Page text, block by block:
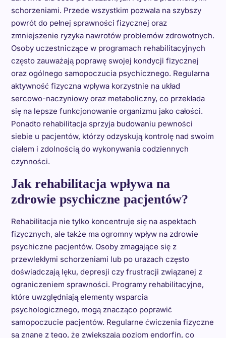
schorzeniami. Przede wszystkim pozwala na szybszy
powrót do pełnej sprawności fizycznej oraz
zmniejszenie ryzyka nawrotów problemów zdrowotnych.
Osoby uczestniczące w programach rehabilitacyjnych
często zauważają poprawę swojej kondycji fizycznej
oraz ogólnego samopoczucia psychicznego. Regularna
aktywność fizyczna wpływa korzystnie na układ
sercowo-naczyniowy oraz metaboliczny, co przekłada
się na lepsze funkcjonowanie organizmu jako całości.
Ponadto rehabilitacja sprzyja budowaniu pewności
siebie u pacjentów, którzy odzyskują kontrolę nad swoim
ciałem i zdolnością do wykonywania codziennych
czynności.
Jak rehabilitacja wpływa na
zdrowie psychiczne pacjentów?
Rehabilitacja nie tylko koncentruje się na aspektach
fizycznych, ale także ma ogromny wpływ na zdrowie
psychiczne pacjentów. Osoby zmagające się z
przewlekłymi schorzeniami lub po urazach często
doświadczają lęku, depresji czy frustracji związanej z
ograniczeniem sprawności. Programy rehabilitacyjne,
które uwzględniają elementy wsparcia
psychologicznego, mogą znacząco poprawić
samopoczucie pacjentów. Regularne ćwiczenia fizyczne
są znane z tego, że zwiększają poziom endorfin, co